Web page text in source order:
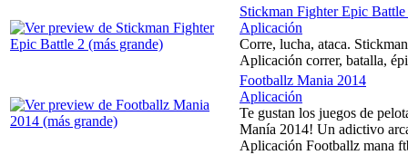
Stickman Fighter Epic Battle
Aplicación
Corre, lucha, ataca.
Aplicación correr, batalla,
Footballz Mania 2014
Aplicación
Te gustan los juegos de
Manía 2014! Un adictivo
Aplicación Footballz mana